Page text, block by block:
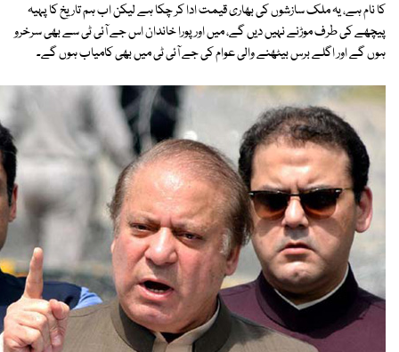
کا نام ہے، یہ ملک سازشوں کی بھاری قیمت ادا کر چکا ہے لیکن اب ہم تاریخ کا پہیہ
پیچھے کی طرف موڑنے نہیں دیں گے، میں اور پورا خاندان اس جے آئی ٹی سے بھی سرخرو
ہوں گے اور اگلے برس بیٹھنے والی عوام کی جے آئی ٹی میں بھی کامیاب ہوں گے۔